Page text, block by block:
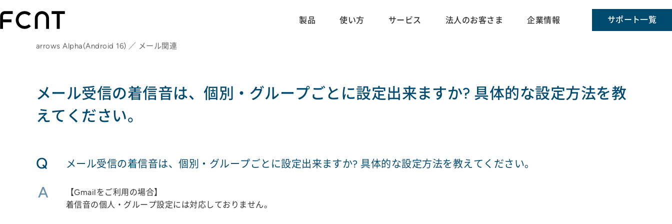
製品 使い方 サービス 法人のお客さま 企業情報 サポート一覧
arrows Alpha(Android 16) ／ メール関連
メール受信の着信音は、個別・グループごとに設定出来ますか? 具体的な設定方法を教
えてください。
Q メール受信の着信音は、個別・グループごとに設定出来ますか? 具体的な設定方法を教えてください。
A
【Gmailをご利用の場合】
着信音の個人・グループ設定には対応しておりません。